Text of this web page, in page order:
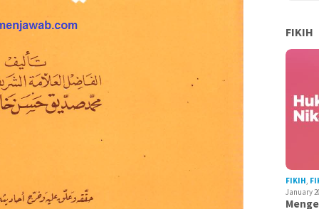
FIKIH
FIKIH,
January